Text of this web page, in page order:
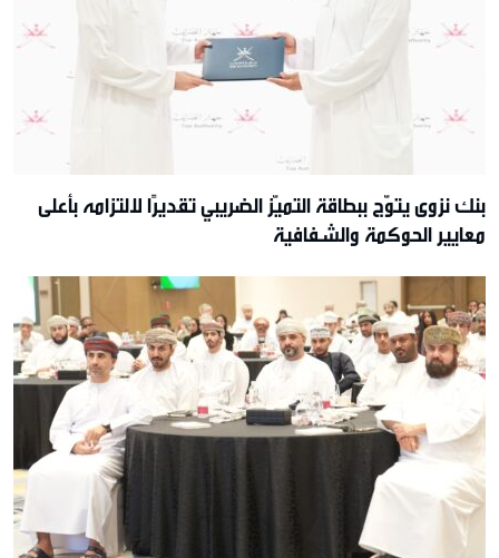
بنك نزوى يتوّج ببطاقة التميّز الضريبي تقديرًا لالتزامه بأعلى
معايير الحوكمة والشفافية